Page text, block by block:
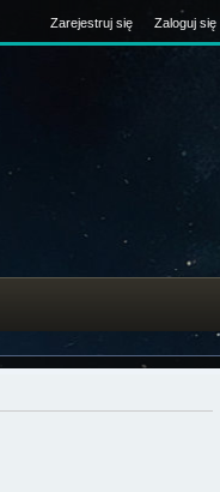
Zarejestruj się Zaloguj się